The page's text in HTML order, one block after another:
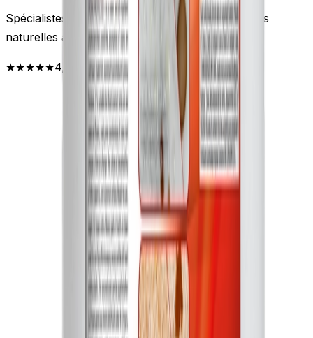
Spécialistes de la rénovation de marbre et pierres
naturelles à Lyon depuis 50 ans.
★★★★★4,9 · 46 avis Google